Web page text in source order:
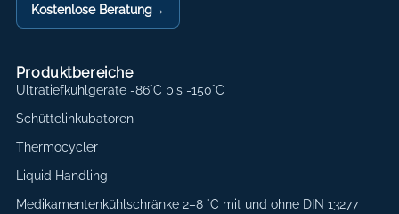
Kostenlose Beratung→
Produktbereiche
Ultratiefkühlgeräte -86°C bis -150°C
Schüttelinkubatoren
Thermocycler
Liquid Handling
Medikamentenkühlschränke 2–8 °C mit und ohne DIN 13277